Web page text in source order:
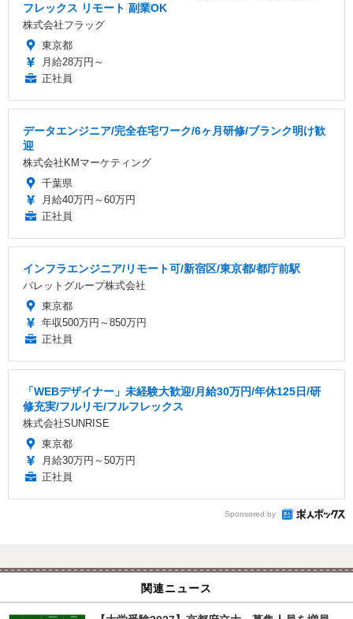
フレックス リモート 副業OK
株式会社フラッグ
東京都
月給28万円～
正社員
データエンジニア/完全在宅ワーク/6ヶ月研修/ブランク明け歓
迎
株式会社KMマーケティング
千葉県
月給40万円～60万円
正社員
インフラエンジニア/リモート可/新宿区/東京都/都庁前駅
バレットグループ株式会社
東京都
年収500万円～850万円
正社員
「WEBデザイナー」未経験大歓迎/月給30万円/年休125日/研
修充実/フルリモ/フルフレックス
株式会社SUNRISE
東京都
月給30万円～50万円
正社員
Sponsored by
関連ニュース